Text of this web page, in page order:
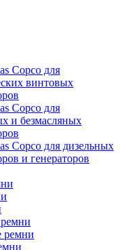
Copco для
винтовых
Copco для
и безмасляных
Copco для дизельных
и генераторов
ремни